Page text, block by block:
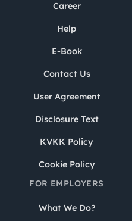
Career
Help
E-Book
Contact Us
User Agreement
Disclosure Text
KVKK Policy
Cookie Policy
FOR EMPLOYERS
What We Do?